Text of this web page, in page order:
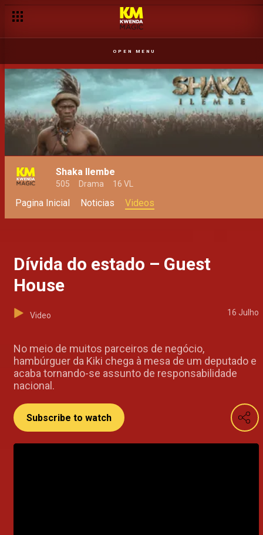
OPEN MENU
Shaka Ilembe
505 Drama 16 VL
Pagina Inicial Noticias Videos
Dívida do estado – Guest
House
Video 16 Julho
No meio de muitos parceiros de negócio,
hambúrguer da Kiki chega à mesa de um deputado e
acaba tornando-se assunto de responsabilidade
nacional.
Subscribe to watch